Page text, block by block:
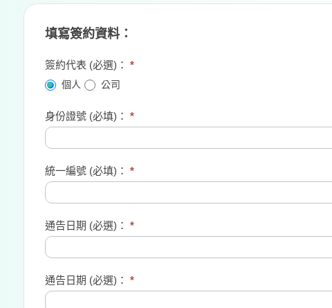
填寫簽約資料：
簽約代表 (必選)： *
個人 公司
身份證號 (必填)： *
統一編號 (必填)： *
通告日期 (必選)： *
通告日期 (必選)： *